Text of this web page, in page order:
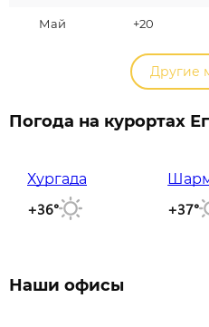
Май +20
Другие
Погода на курортах
Хургада
+36° +37°
Наши офисы